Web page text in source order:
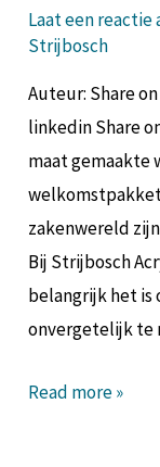
Laat een reactie
Strijbosch
Auteur: Share
linkedin Share
maat gemaakte
zakenwereld
Bij Strijbosch
belangrijk het is
onvergetelijk te
Read more »